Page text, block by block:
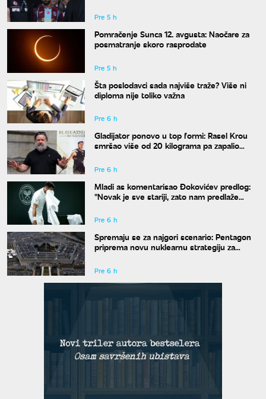
Pre 5 h
Pomračenje Sunca 12. avgusta: Naočare za
posmatranje skoro rasprodate
Pre 5 h
Šta poslodavci sada najviše traže? Više ni
diploma nije toliko važna
Pre 6 h
Gladijator ponovo u top formi: Rasel Krou
smršao više od 20 kilograma pa zapalio
Pre 6 h
Mladi as komentarisao Đokovićev predlog:
"Novak je sve stariji, zato nam predlaže
Pre 6 h
Spremaju se za najgori scenario: Pentagon
priprema novu nuklearnu strategiju za
Pre 6 h